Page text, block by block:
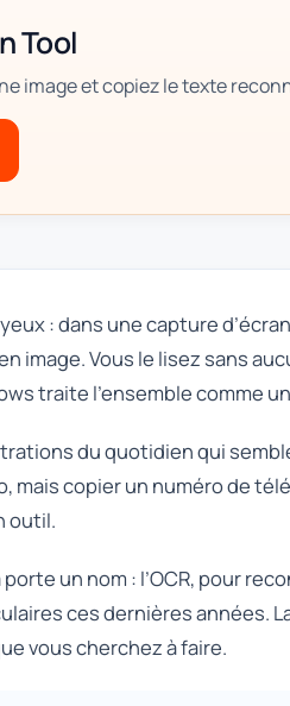
Tool
image et copiez le texte
: dans une capture
image. Vous le lisez sans
traite l’ensemble comme
du quotidien qui
mais copier un numéro de
outil.
un nom : l’OCR, pour
ces dernières années.
vous cherchez à faire.